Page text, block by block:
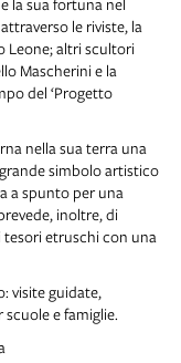
le riviste, la
Leone; altri scultori
Mascherini e la
del ‘Progetto
nella sua terra una
simbolo artistico
a spunto per una
inoltre, di
etruschi con una
visite guidate,
e famiglie.